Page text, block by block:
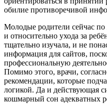
обилие противоречивой
Молодые родители сейчас
и относительно ухода за
тщательно изучала, и не
информация для сайтов,
профессиональную
Помимо этого, врачи,
рекомендации, которые
логикой. Да и действующая
кошмарный сон адекватных